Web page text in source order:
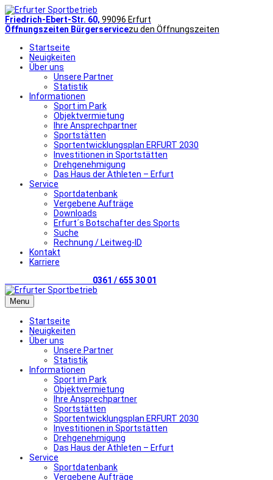
Friedrich-Ebert-Str. 60, 99096 Erfurt
Öffnungszeiten Bürgerservicezu den Öffnungszeiten
Startseite
Neuigkeiten
Über uns
Unsere Partner
Statistik
Informationen
Sport im Park
Objektvermietung
Ihre Ansprechpartner
Sportstätten
Sportentwicklungsplan ERFURT 2030
Investitionen in Sportstätten
Drehgenehmigung
Das Haus der Athleten – Erfurt
Service
Sportdatenbank
Vergebene Aufträge
Downloads
Erfurt´s Botschafter des Sports
Suche
Rechnung / Leitweg-ID
Kontakt
Karriere
0361 / 655 30 01
Menu
Startseite
Neuigkeiten
Über uns
Unsere Partner
Statistik
Informationen
Sport im Park
Objektvermietung
Ihre Ansprechpartner
Sportstätten
Sportentwicklungsplan ERFURT 2030
Investitionen in Sportstätten
Drehgenehmigung
Das Haus der Athleten – Erfurt
Service
Sportdatenbank
Vergebene Aufträge